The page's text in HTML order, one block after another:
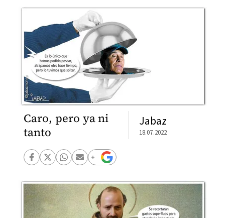
Caro, pero ya ni
tanto
Jabaz
18.07.2022